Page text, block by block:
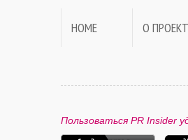
HOME О
Пользоваться PR Insider